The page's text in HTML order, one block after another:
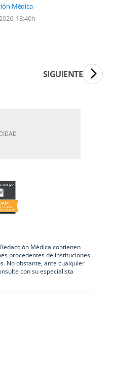
Médica
18:40h
SIGUIENTE
Médica contienen
procedentes de instituciones
No obstante, ante cualquier
con su especialista